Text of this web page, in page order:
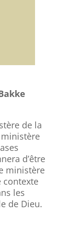
de la
ministère
d’être
ministère
contexte
les
de Dieu.